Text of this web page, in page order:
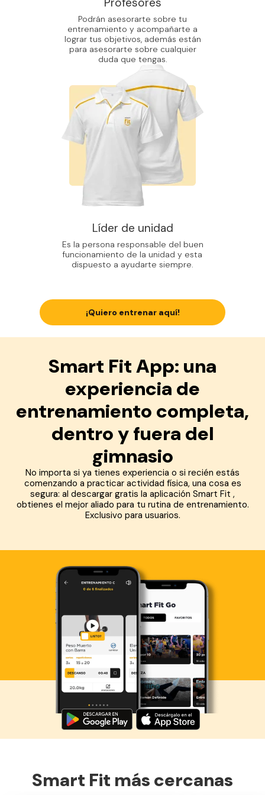
Podrán asesorarte sobre tu
entrenamiento y acompañarte a
lograr tus objetivos, además están
para asesorarte sobre cualquier
duda que tengas.
Líder de unidad
Es la persona responsable del buen
funcionamiento de la unidad y esta
dispuesto a ayudarte siempre.
¡Quiero entrenar aquí!
Smart Fit App: una
experiencia de
entrenamiento completa,
dentro y fuera del
gimnasio
No importa si ya tienes experiencia o si recién estás
comenzando a practicar actividad física, una cosa es
segura: al descargar gratis la aplicación Smart Fit ,
obtienes el mejor aliado para tu rutina de entrenamiento.
Exclusivo para usuarios.
Descarga ahora lo Smart Fit App
Smart Fit más cercanas